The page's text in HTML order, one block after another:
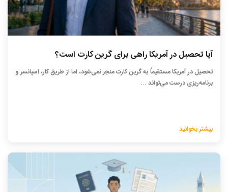
آیا تحصیل در آمریکا راهی برای گرین کارت است؟
تحصیل در آمریکا مستقیماً به گرین کارت منجر نمی‌شود، اما از طریق کار، اسپانسر و
برنامه‌ریزی درست می‌تواند ...
بیشتر بخوانید